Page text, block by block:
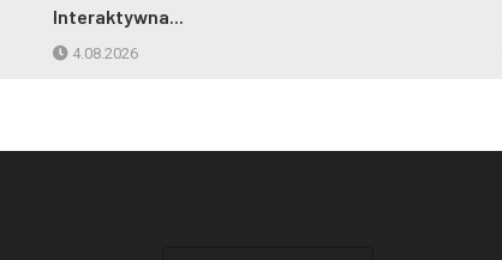
Interaktywna...
4.08.2026